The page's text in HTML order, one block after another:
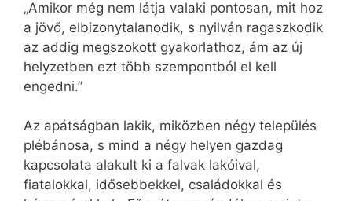
„Amikor még nem látja valaki pontosan, mit hoz
a jövő, elbizonytalanodik, s nyilván ragaszkodik
az addig megszokott gyakorlathoz, ám az új
helyzetben ezt több szempontból el kell
engedni.”
Az apátságban lakik, miközben négy település
plébánosa, s mind a négy helyen gazdag
kapcsolata alakult ki a falvak lakóival,
fiatalokkal, idősebbekkel, családokkal és